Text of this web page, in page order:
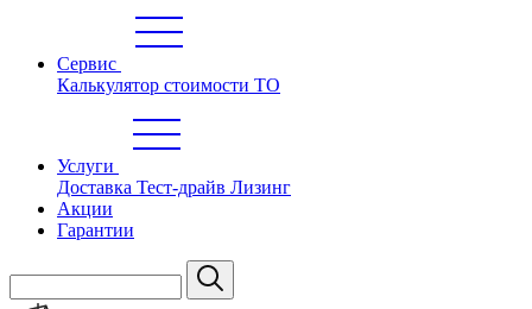
Сервис
Калькулятор стоимости ТО
Услуги
Доставка Тест-драйв Лизинг
Акции
Гарантии